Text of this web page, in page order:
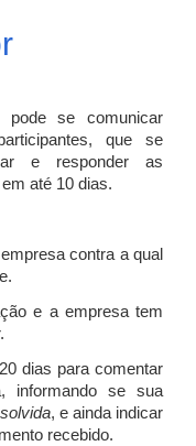
pode se comunicar
que se
e responder as
até 10 dias.
contra a qual
e a empresa tem
dias para comentar
informando se sua
, e ainda indicar
recebido.